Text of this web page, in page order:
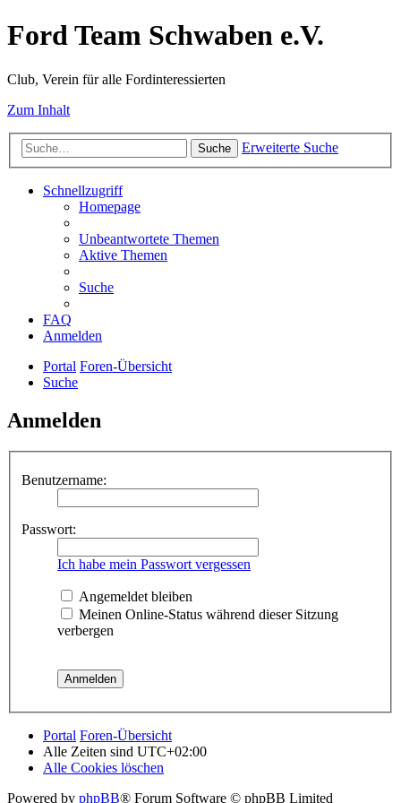
Ford Team Schwaben e.V.
Club, Verein für alle Fordinteressierten
Zum Inhalt
Suche Erweiterte Suche
Schnellzugriff
Homepage
Unbeantwortete Themen
Aktive Themen
Suche
FAQ
Anmelden
Portal Foren-Übersicht
Suche
Anmelden
Benutzername:
Passwort:
Ich habe mein Passwort vergessen
Angemeldet bleiben
Meinen Online-Status während dieser Sitzung
verbergen
Portal Foren-Übersicht
Alle Zeiten sind UTC+02:00
Alle Cookies löschen
Powered by phpBB® Forum Software © phpBB Limited